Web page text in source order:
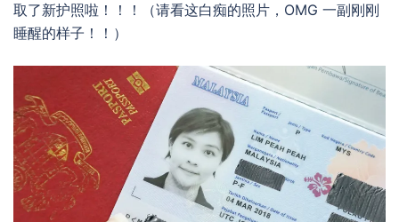
取了新护照啦！！！（请看这白痴的照片，OMG 一副刚刚
睡醒的样子！！）